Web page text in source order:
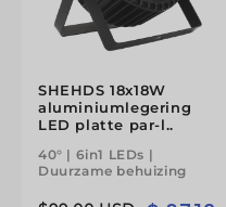
e
SHEHDS 18x18W
aluminiumlegering
LED platte par-l..
40° | 6in1 LEDs |
Duurzame behuizing